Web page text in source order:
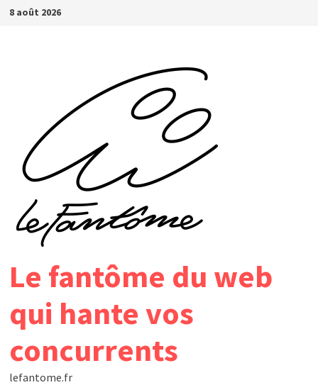
Passer
8 août 2026
Le fantôme du web
qui hante vos
concurrents
lefantome.fr